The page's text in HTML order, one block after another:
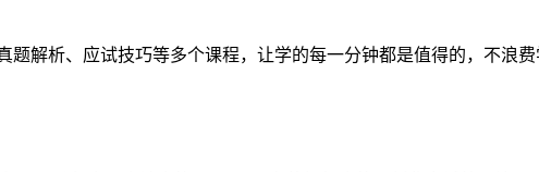
解析、应试技巧等多个课程，让学的每一分钟都是值得的，不浪费